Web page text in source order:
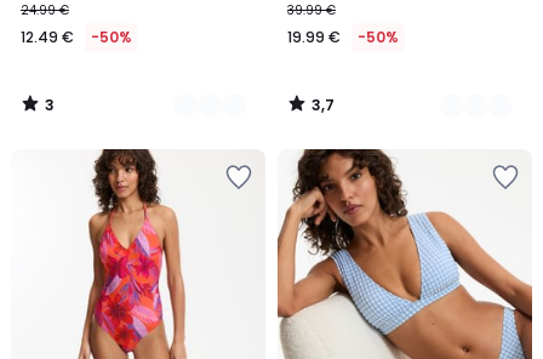
24.99 €
12.49 € -50%
3
/
39.99 €
19.99 € -50%
3,7
/